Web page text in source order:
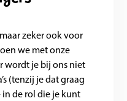
zeker ook voor
we met onze
wordt je bij ons niet
(tenzij je dat graag
in de rol die je kunt